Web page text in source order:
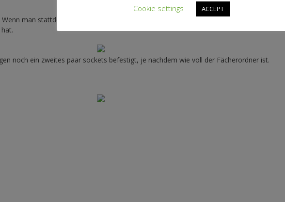
man stattdessen Klettverschluss verwendet, muss man ihn aufnähen, bevor man das
noch ein zweites paar sockets befestigt, je nachdem wie voll der Fächerordner ist.
Cookie settings
ACCEPT